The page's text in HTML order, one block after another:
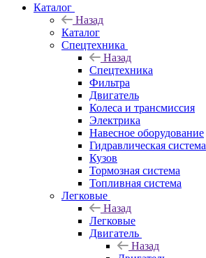
Каталог
Назад
Каталог
Спецтехника
Назад
Спецтехника
Фильтра
Двигатель
Колеса и трансмиссия
Электрика
Навесное оборудование
Гидравлическая система
Кузов
Тормозная система
Топливная система
Легковые
Назад
Легковые
Двигатель
Назад